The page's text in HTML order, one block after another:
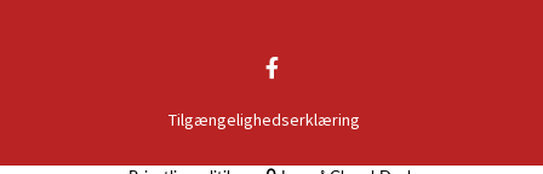
Tilgængelighedserklæring